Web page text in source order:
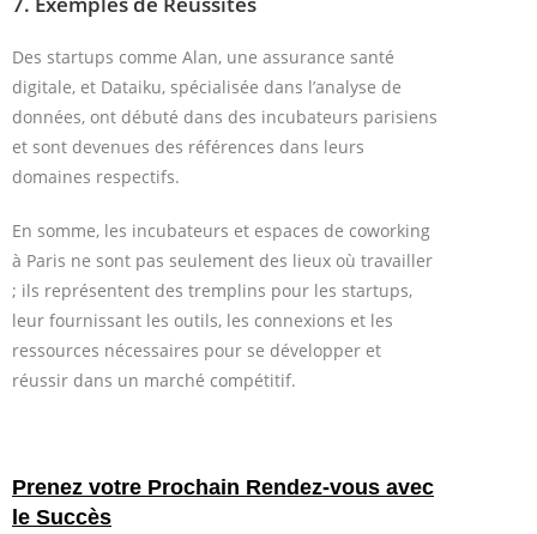
Des startups comme Alan, une assurance santé
digitale, et Dataiku, spécialisée dans l’analyse de
données, ont débuté dans des incubateurs parisiens
et sont devenues des références dans leurs
domaines respectifs.
En somme, les incubateurs et espaces de coworking
à Paris ne sont pas seulement des lieux où travailler
; ils représentent des tremplins pour les startups,
leur fournissant les outils, les connexions et les
ressources nécessaires pour se développer et
réussir dans un marché compétitif.
Prenez votre Prochain Rendez-vous avec
le Succès